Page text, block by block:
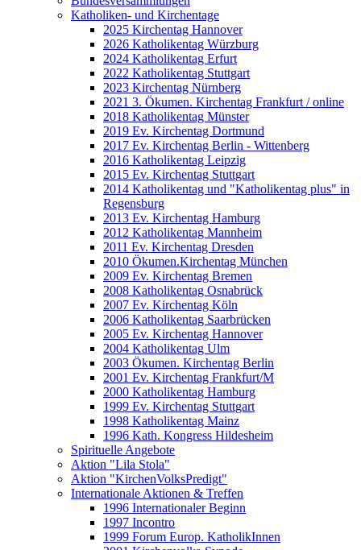
Katholiken- und Kirchentage
2025 Kirchentag Hannover
2026 Katholikentag Würzburg
2024 Katholikentag Erfurt
2022 Katholikentag Stuttgart
2023 Kirchentag Nürnberg
2021 3. Ökumen. Kirchentag Frankfurt / online
2018 Katholikentag Münster
2019 Ev. Kirchentag Dortmund
2017 Ev. Kirchentag Berlin - Wittenberg
2016 Katholikentag Leipzig
2015 Ev. Kirchentag Stuttgart
2014 Katholikentag und "Katholikentag plus" in
Regensburg
2013 Ev. Kirchentag Hamburg
2012 Katholikentag Mannheim
2011 Ev. Kirchentag Dresden
2010 Ökumen.Kirchentag München
2009 Ev. Kirchentag Bremen
2008 Katholikentag Osnabrück
2007 Ev. Kirchentag Köln
2006 Katholikentag Saarbrücken
2005 Ev. Kirchentag Hannover
2004 Katholikentag Ulm
2003 Ökumen. Kirchentag Berlin
2001 Ev. Kirchentag Frankfurt/M
2000 Katholikentag Hamburg
1999 Ev. Kirchentag Stuttgart
1998 Katholikentag Mainz
1996 Kath. Kongress Hildesheim
Spirituelle Angebote
Aktion "Lila Stola"
Aktion "KirchenVolksPredigt"
Internationale Aktionen & Treffen
1996 Internationaler Beginn
1997 Incontro
1999 Forum Europ. KatholikInnen